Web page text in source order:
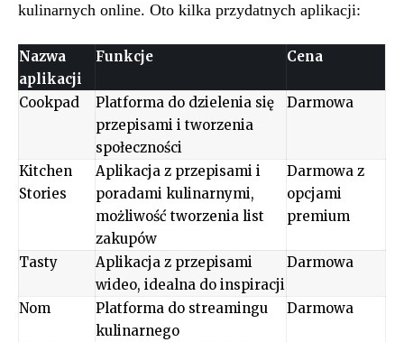
kulinarnych online. Oto kilka przydatnych aplikacji:
Nazwa
aplikacji
Funkcje Cena
Cookpad
Platforma do dzielenia się
przepisami i tworzenia
społeczności
Darmowa
Kitchen
Stories
Aplikacja z przepisami i
poradami kulinarnymi,
możliwość tworzenia list
zakupów
Darmowa z
opcjami
premium
Tasty
Aplikacja z przepisami
wideo, idealna do inspiracji
Darmowa
Nom
Platforma do streamingu
kulinarnego
Darmowa